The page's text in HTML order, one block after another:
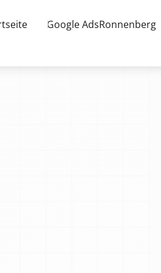
Google AdsRonnenberg